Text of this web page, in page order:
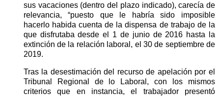
sus vacaciones (dentro del plazo indicado), carecía de
relevancia, “puesto que le habría sido imposible
hacerlo habida cuenta de la dispensa de trabajo de la
que disfrutaba desde el 1 de junio de 2016 hasta la
extinción de la relación laboral, el 30 de septiembre de
2019.
Tras la desestimación del recurso de apelación por el
Tribunal Regional de lo Laboral, con los mismos
criterios que en instancia, el trabajador presentó